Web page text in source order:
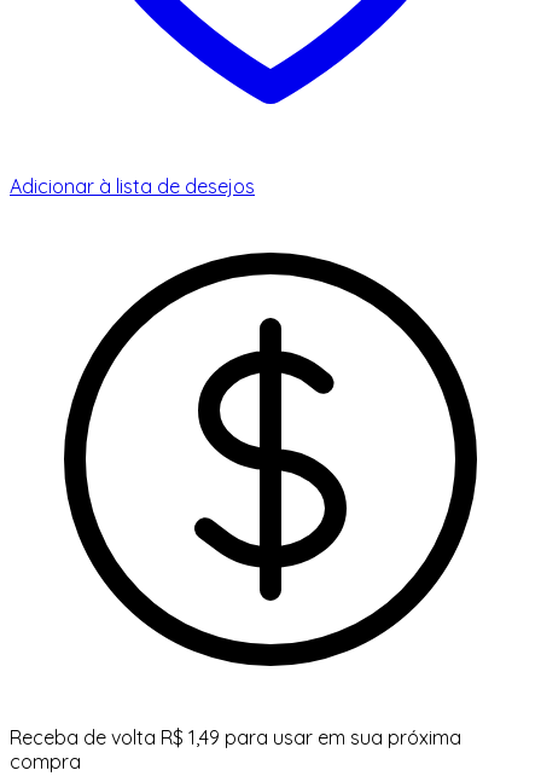
Adicionar à lista de desejos
Receba de volta R$ 1,49 para usar em sua próxima
compra